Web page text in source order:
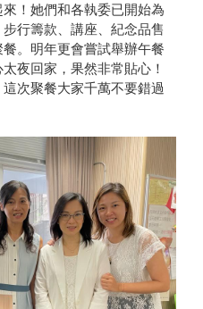
！她們和各執委已開始為
行籌款、講座、紀念品售
。明年更會嘗試舉辦午餐
夜回家，果然非常貼心！
次聚餐大家千萬不要錯過